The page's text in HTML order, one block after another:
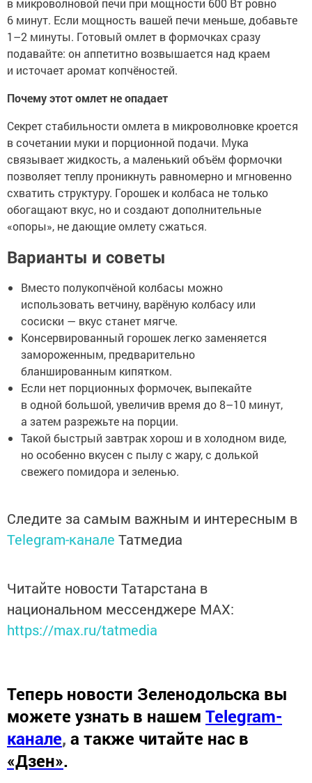
в микроволновой печи при мощности 600 Вт ровно
6 минут. Если мощность вашей печи меньше, добавьте
1–2 минуты. Готовый омлет в формочках сразу
подавайте: он аппетитно возвышается над краем
и источает аромат копчёностей.
Почему этот омлет не опадает
Секрет стабильности омлета в микроволновке кроется
в сочетании муки и порционной подачи. Мука
связывает жидкость, а маленький объём формочки
позволяет теплу проникнуть равномерно и мгновенно
схватить структуру. Горошек и колбаса не только
обогащают вкус, но и создают дополнительные
«опоры», не дающие омлету сжаться.
Варианты и советы
Вместо полукопчёной колбасы можно
использовать ветчину, варёную колбасу или
сосиски — вкус станет мягче.
Консервированный горошек легко заменяется
замороженным, предварительно
бланшированным кипятком.
Если нет порционных формочек, выпекайте
в одной большой, увеличив время до 8–10 минут,
а затем разрежьте на порции.
Такой быстрый завтрак хорош и в холодном виде,
но особенно вкусен с пылу с жару, с долькой
свежего помидора и зеленью.
Следите за самым важным и интересным в
Telegram-канале Татмедиа
Читайте новости Татарстана в
национальном мессенджере MАХ:
https://max.ru/tatmedia
Теперь новости Зеленодольска вы
можете узнать в нашем Telegram-
канале, а также читайте нас в
«Дзен».